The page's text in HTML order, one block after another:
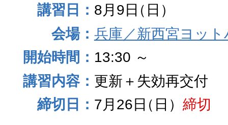
8月9日（日）
兵庫／新西宮ヨッ
13:30 ～
更新＋失効再交付
7月26日（日） 締切